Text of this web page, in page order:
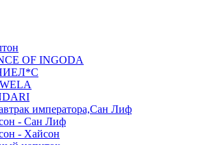
OF INGODA
императора,Сан Лиф
- Сан Лиф
- Хайсон